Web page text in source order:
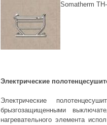
Somatherm
Электрические
Электрические
брызгозащищенными
нагревательного элемента